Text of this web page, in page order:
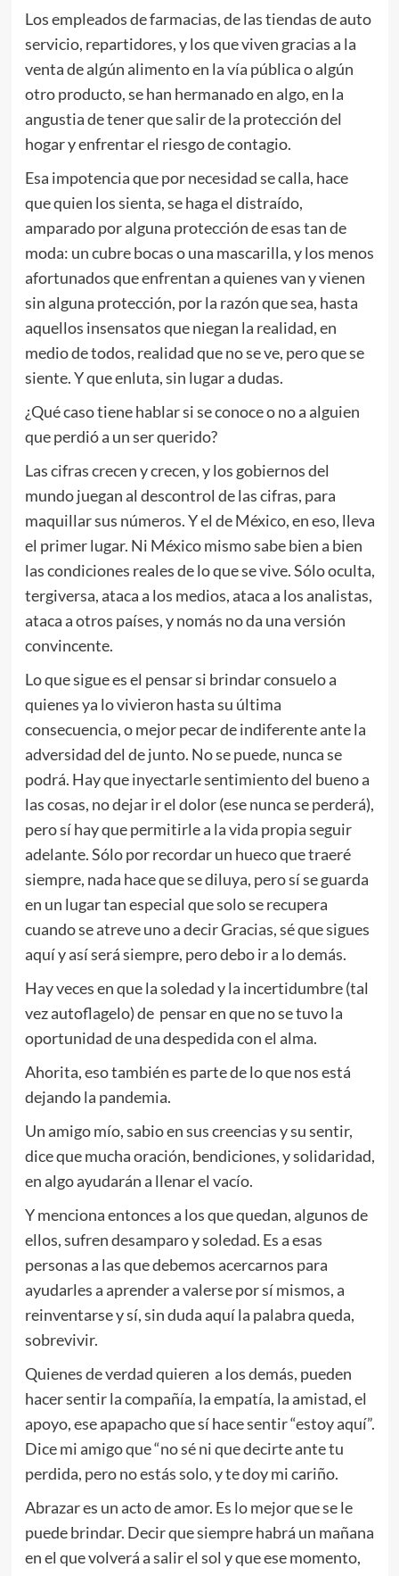
Los empleados de farmacias, de las tiendas de auto
servicio, repartidores, y los que viven gracias a la
venta de algún alimento en la vía pública o algún
otro producto, se han hermanado en algo, en la
angustia de tener que salir de la protección del
hogar y enfrentar el riesgo de contagio.
Esa impotencia que por necesidad se calla, hace
que quien los sienta, se haga el distraído,
amparado por alguna protección de esas tan de
moda: un cubre bocas o una mascarilla, y los menos
afortunados que enfrentan a quienes van y vienen
sin alguna protección, por la razón que sea, hasta
aquellos insensatos que niegan la realidad, en
medio de todos, realidad que no se ve, pero que se
siente. Y que enluta, sin lugar a dudas.
¿Qué caso tiene hablar si se conoce o no a alguien
que perdió a un ser querido?
Las cifras crecen y crecen, y los gobiernos del
mundo juegan al descontrol de las cifras, para
maquillar sus números. Y el de México, en eso, lleva
el primer lugar. Ni México mismo sabe bien a bien
las condiciones reales de lo que se vive. Sólo oculta,
tergiversa, ataca a los medios, ataca a los analistas,
ataca a otros países, y nomás no da una versión
convincente.
Lo que sigue es el pensar si brindar consuelo a
quienes ya lo vivieron hasta su última
consecuencia, o mejor pecar de indiferente ante la
adversidad del de junto. No se puede, nunca se
podrá. Hay que inyectarle sentimiento del bueno a
las cosas, no dejar ir el dolor (ese nunca se perderá),
pero sí hay que permitirle a la vida propia seguir
adelante. Sólo por recordar un hueco que traeré
siempre, nada hace que se diluya, pero sí se guarda
en un lugar tan especial que solo se recupera
cuando se atreve uno a decir Gracias, sé que sigues
aquí y así será siempre, pero debo ir a lo demás.
Hay veces en que la soledad y la incertidumbre (tal
vez autoflagelo) de pensar en que no se tuvo la
oportunidad de una despedida con el alma.
Ahorita, eso también es parte de lo que nos está
dejando la pandemia.
Un amigo mío, sabio en sus creencias y su sentir,
dice que mucha oración, bendiciones, y solidaridad,
en algo ayudarán a llenar el vacío.
Y menciona entonces a los que quedan, algunos de
ellos, sufren desamparo y soledad. Es a esas
personas a las que debemos acercarnos para
ayudarles a aprender a valerse por sí mismos, a
reinventarse y sí, sin duda aquí la palabra queda,
sobrevivir.
Quienes de verdad quieren a los demás, pueden
hacer sentir la compañía, la empatía, la amistad, el
apoyo, ese apapacho que sí hace sentir “estoy aquí”.
Dice mi amigo que “no sé ni que decirte ante tu
perdida, pero no estás solo, y te doy mi cariño.
Abrazar es un acto de amor. Es lo mejor que se le
puede brindar. Decir que siempre habrá un mañana
en el que volverá a salir el sol y que ese momento,